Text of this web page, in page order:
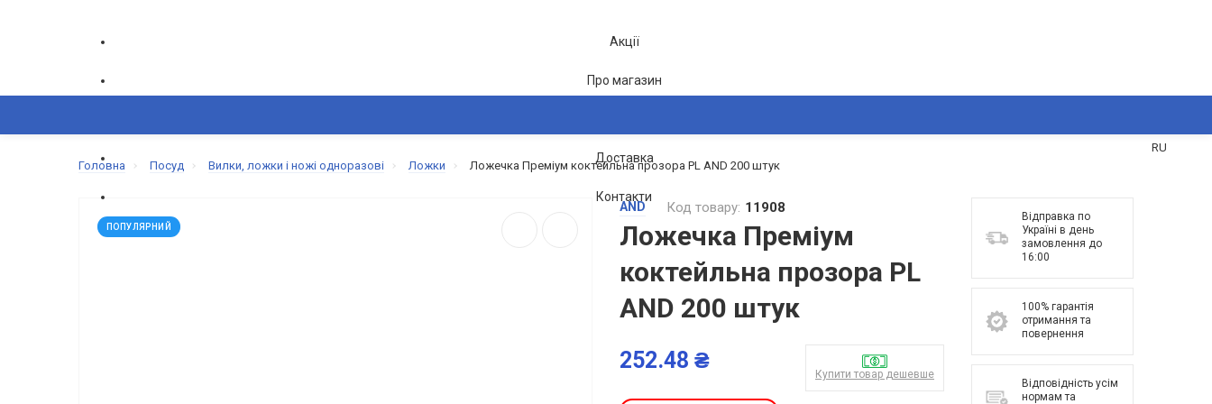
Акції
Про магазин
Доставка
Контакти
RU
КАТАЛОГ
+380(50) 865-82-83 +380(68) 695-62-26
Головна Посуд Вилки, ложки і ножі одноразові Ложки Ложечка Преміум коктейльна прозора PL АND 200 штук
ПОПУЛЯРНИЙ
AND Код товару: 11908
Ложечка Преміум
коктейльна прозора PL
АND 200 штук
252.48 ₴
Купити товар дешевше
Відправка по
Україні в день
замовлення до
16:00
100% гарантія
отримання та
повернення
Відповідність усім
нормам та